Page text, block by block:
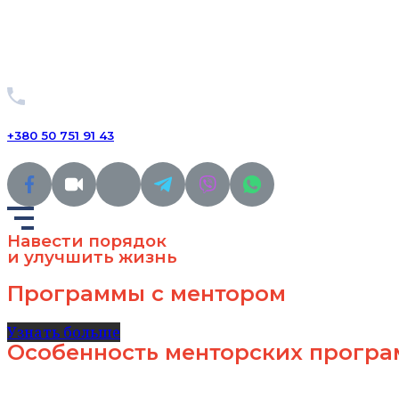
+380 50 751 91 43
Навести порядок
и улучшить жизнь
Программы с ментором
Узнать больше
Особенность менторских